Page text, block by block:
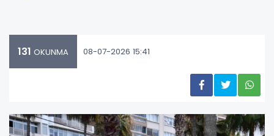
131 OKUNMA 08-07-2026 15:41